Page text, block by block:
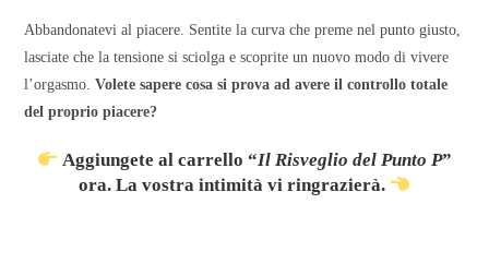
Abbandonatevi al piacere. Sentite la curva che preme nel punto giusto,
lasciate che la tensione si sciolga e scoprite un nuovo modo di vivere
l’orgasmo.Volete sapere cosa si prova ad avere il controllo totale
del proprio piacere?
Aggiungete al carrello “Il Risveglio del Punto P”
ora. La vostra intimità vi ringrazierà.